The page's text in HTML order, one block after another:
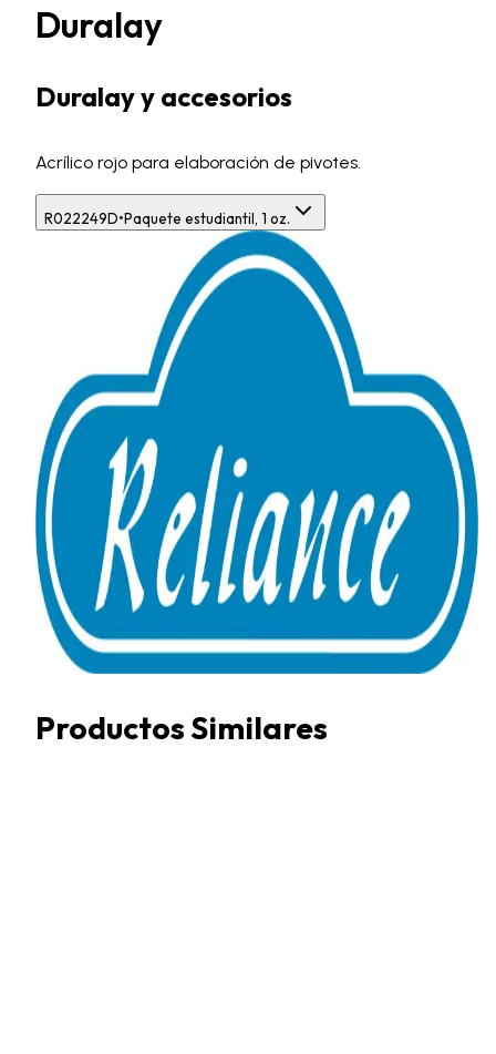
Duralay
Duralay y accesorios
Acrílico rojo para elaboración de pivotes.
R022249D•Paquete estudiantil, 1 oz.
Productos Similares